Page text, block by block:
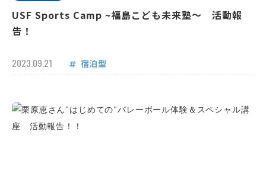
USF Sports Camp ~福島こども未来塾～ 活動報
告！
2023.09.21 宿泊型